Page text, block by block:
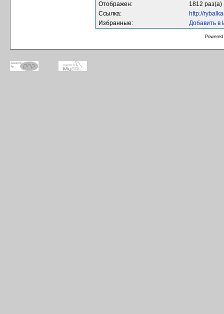
Отображен:
1812 раз(а)
Ссылка:
http://
Избранные:
Добавить в